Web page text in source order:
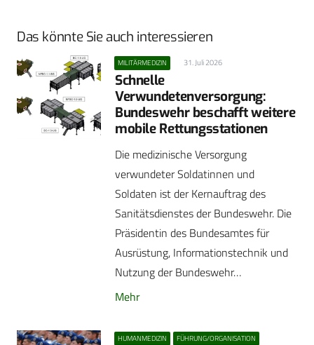
Das könnte Sie auch interessieren
MILITÄRMEDIZIN 31. Juli 2026
Schnelle
Verwundetenversorgung:
Bundeswehr beschafft weitere
mobile Rettungsstationen
Die medizinische Versorgung
verwundeter Soldatinnen und
Soldaten ist der Kernauftrag des
Sanitätsdienstes der Bundeswehr. Die
Präsidentin des Bundesamtes für
Ausrüstung, Informationstechnik und
Nutzung der Bundeswehr…
Mehr
HUMANMEDIZIN FÜHRUNG/ORGANISATION